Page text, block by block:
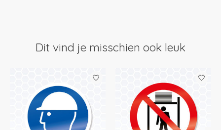
Dit vind je misschien ook leuk
Items van productcarrousel